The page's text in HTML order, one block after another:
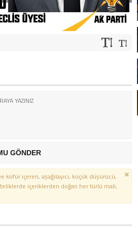
GÖNDER
küfür içeren, aşağılayıcı, küçük düşürücü,
içeriklerden doğan her türlü mali,